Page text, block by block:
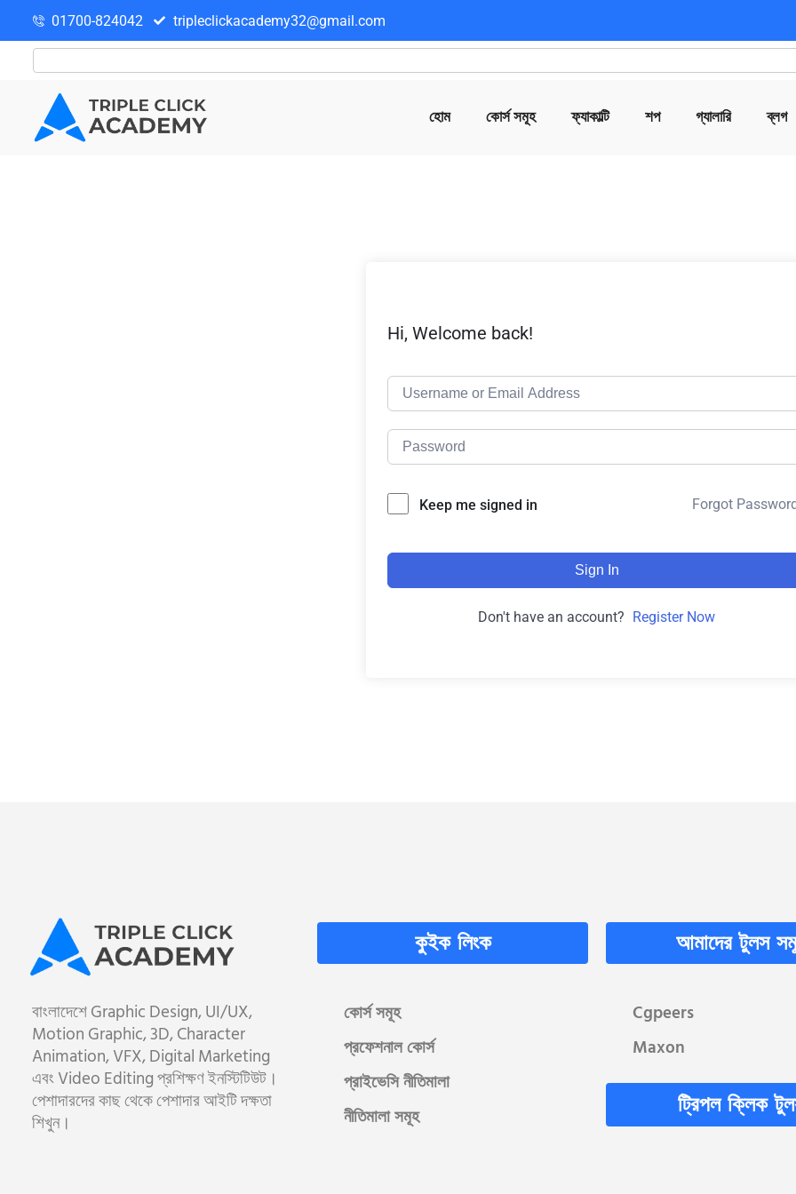
01700-824042 tripleclickacademy32@gmail.com
হোম কোর্স সমূহ ফ্যাকাল্টি শপ গ্যালারি ব্লগ
Hi, Welcome back!
Keep me signed in Forgot
Sign In
Don't have an account? Register Now
বাংলাদেশে Graphic Design, UI/UX,
Motion Graphic, 3D, Character
Animation, VFX, Digital Marketing
এবং Video Editing প্রশিক্ষণ ইনস্টিটিউট।
পেশাদারদের কাছ থেকে পেশাদার আইটি দক্ষতা
শিখুন।
কুইক লিংক
কোর্স সমূহ
প্রফেশনাল কোর্স
প্রাইভেসি নীতিমালা
নীতিমালা সমূহ
আমাদের টুলস
Cgpeers
Maxon
ট্রিপল ক্লিক